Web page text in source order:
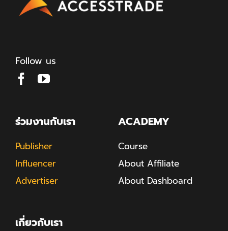
Follow us
ร่วมงานกับเรา
Publisher
Influencer
Advertiser
ACADEMY
Course
About Affiliate
About Dashboard
เกี่ยวกับเรา